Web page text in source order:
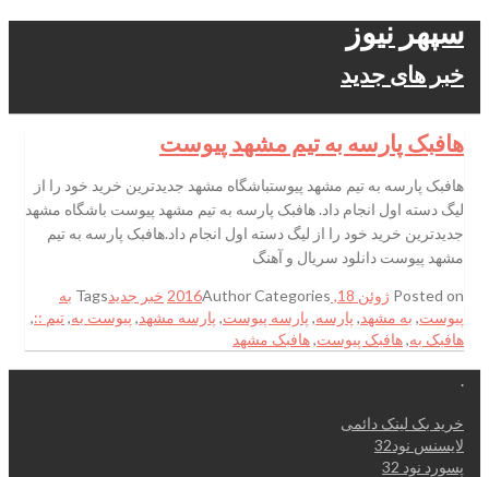
سپهر نیوز
خبر های جدید
هافبک پارسه به تیم مشهد پیوست
هافبک پارسه به تیم مشهد پیوستباشگاه مشهد جدیدترین خرید خود را از
لیگ دسته اول انجام داد. هافبک پارسه به تیم مشهد پیوست باشگاه مشهد
جدیدترین خرید خود را از لیگ دسته اول انجام داد.هافبک پارسه به تیم
مشهد پیوست دانلود سریال و آهنگ
Posted on ژوئن 18, 2016 AuthorCategories خبر جدیدTags به
پیوست, به مشهد, پارسه, پارسه پیوست, پارسه مشهد, پیوست به,تیم ::,
هافبک به,هافبک پیوست,هافبک مشهد
.
خرید بک لینک دائمی
لایسنس نود32
پسورد نود 32